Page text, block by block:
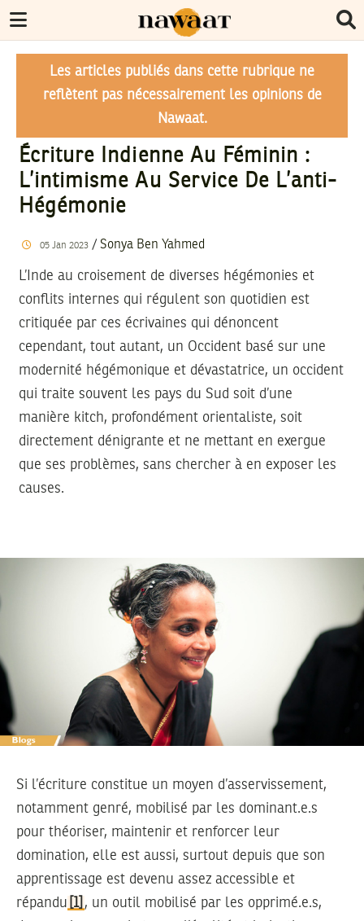
Les articles publiés dans cette rubrique ne
reflètent pas nécessairement les opinions de
Nawaat.
Écriture Indienne Au Féminin :
L’intimisme Au Service De L’anti-
Hégémonie
05 Jan 2023/ Sonya Ben Yahmed
L’Inde au croisement de diverses hégémonies et
conflits internes qui régulent son quotidien est
critiquée par ces écrivaines qui dénoncent
cependant, tout autant, un Occident basé sur une
modernité hégémonique et dévastatrice, un occident
qui traite souvent les pays du Sud soit d’une
manière kitch, profondément orientaliste, soit
directement dénigrante et ne mettant en exergue
que ses problèmes, sans chercher à en exposer les
causes.
Si l’écriture constitue un moyen d’asservissement,
notamment genré, mobilisé par les dominant.e.s
pour théoriser, maintenir et renforcer leur
domination, elle est aussi, surtout depuis que son
apprentissage est devenu assez accessible et
répandu [1] , un outil mobilisé par les opprimé.e.s,